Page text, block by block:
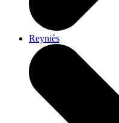
Reyniès